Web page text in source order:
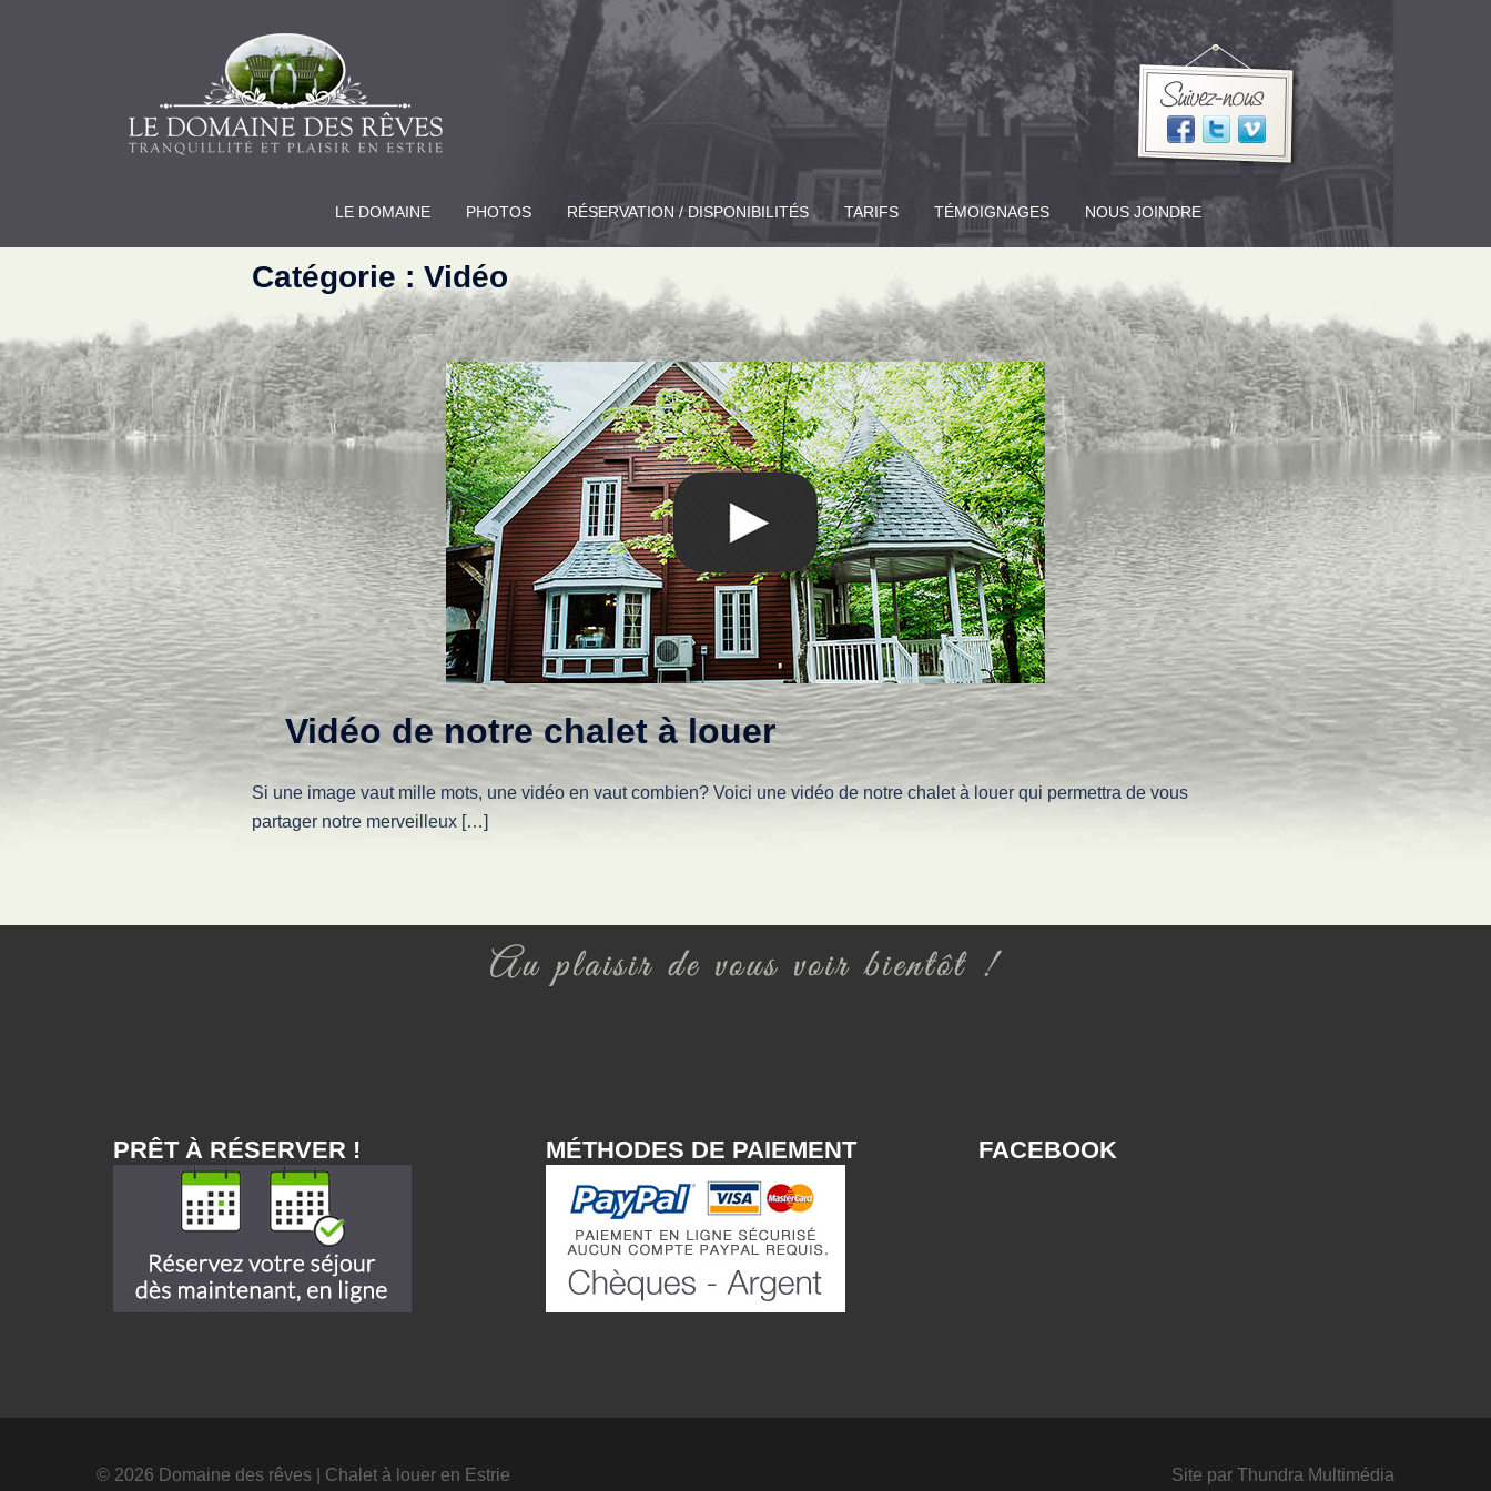
LE DOMAINE PHOTOS RÉSERVATION / DISPONIBILITÉS TARIFS TÉMOIGNAGES NOUS JOINDRE
Catégorie : Vidéo
Vidéo de notre chalet à louer
Si une image vaut mille mots, une vidéo en vaut combien? Voici une vidéo de notre chalet à louer qui permettra de vous
partager notre merveilleux […]
PRÊT À RÉSERVER ! MÉTHODES DE PAIEMENT FACEBOOK
© 2026 Domaine des rêves Chalet à louer en Estrie Site par Thundra Multimédia